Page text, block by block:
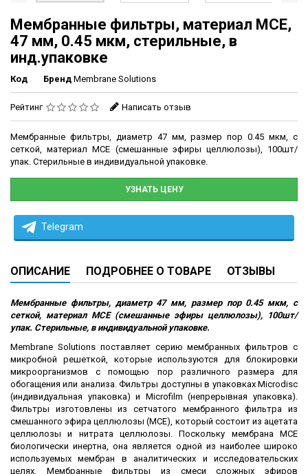
Мембранные фильтры, материал MCE,
47 мм, 0.45 мкм, стерильные, в
инд.упаковке
Код Бренд Membrane Solutions
Рейтинг Написать отзыв
Мембранные фильтры, диаметр 47 мм, размер пор 0.45 мкм, с
сеткой, материал MCE (смешанные эфиры целлюлозы), 100шт/
упак. Стерильные в индивидуальной упаковке.
УЗНАТЬ ЦЕНУ
Telegram
ОПИСАНИЕ ПОДРОБНЕЕ О ТОВАРЕ ОТЗЫВЫ
Мембранные фильтры, диаметр 47 мм, размер пор 0.45 мкм, с
сеткой, материал MCE (смешанные эфиры целлюлозы), 100шт/
упак. Стерильные, в индивидуальной упаковке.
Membrane Solutions поставляет серию мембранных фильтров с
микробной решеткой, которые используются для блокировки
микроорганизмов с помощью пор различного размера для
обогащения или анализа. Фильтры доступны в упаковках Microdisc
(индивидуальная упаковка) и Microfilm (непрерывная упаковка).
Фильтры изготовлены из сетчатого мембранного фильтра из
смешанного эфира целлюлозы (MCE), который состоит из ацетата
целлюлозы и нитрата целлюлозы. Поскольку мембрана MCE
биологически инертна, она является одной из наиболее широко
используемых мембран в аналитических и исследовательских
целях. Мембранные фильтры из смеси сложных эфиров